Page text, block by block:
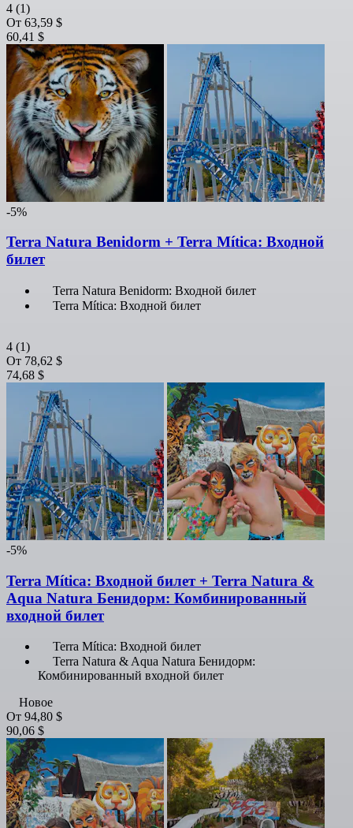
4 (1)
От 63,59 $
60,41 $
-5%
Terra Natura Benidorm + Terra Mítica: Входной
билет
Terra Natura Benidorm: Входной билет
Terra Mítica: Входной билет
4 (1)
От 78,62 $
74,68 $
-5%
Terra Mítica: Входной билет + Terra Natura &
Aqua Natura Бенидорм: Комбинированный
входной билет
Terra Mítica: Входной билет
Terra Natura & Aqua Natura Бенидорм:
Комбинированный входной билет
Новое
От 94,80 $
90,06 $